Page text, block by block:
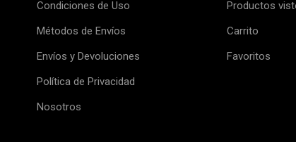
Condiciones de Uso
Métodos de Envíos
Envíos y Devoluciones
Política de Privacidad
Nosotros
Productos
Carrito
Favoritos